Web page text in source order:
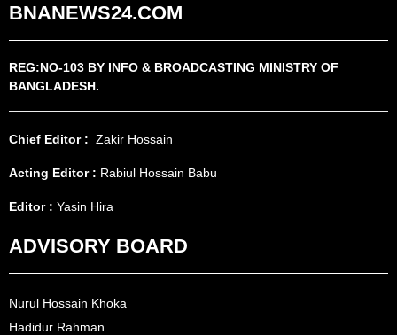
BNANEWS24.COM
REG:NO-103 BY INFO & BROADCASTING MINISTRY OF
BANGLADESH.
Chief Editor : Zakir Hossain
Acting Editor : Rabiul Hossain Babu
Editor : Yasin Hira
ADVISORY BOARD
Nurul Hossain Khoka
Hadidur Rahman